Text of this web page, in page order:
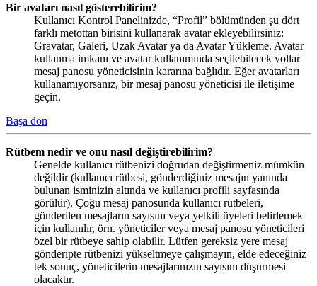
Bir avatarı nasıl gösterebilirim?
Kullanıcı Kontrol Panelinizde, “Profil” bölümünden şu dört
farklı metottan birisini kullanarak avatar ekleyebilirsiniz:
Gravatar, Galeri, Uzak Avatar ya da Avatar Yükleme. Avatar
kullanma imkanı ve avatar kullanımında seçilebilecek yollar
mesaj panosu yöneticisinin kararına bağlıdır. Eğer avatarları
kullanamıyorsanız, bir mesaj panosu yöneticisi ile iletişime
geçin.
Başa dön
Rütbem nedir ve onu nasıl değiştirebilirim?
Genelde kullanıcı rütbenizi doğrudan değiştirmeniz mümkün
değildir (kullanıcı rütbesi, gönderdiğiniz mesajın yanında
bulunan isminizin altında ve kullanıcı profili sayfasında
görülür). Çoğu mesaj panosunda kullanıcı rütbeleri,
gönderilen mesajların sayısını veya yetkili üyeleri belirlemek
için kullanılır, örn. yöneticiler veya mesaj panosu yöneticileri
özel bir rütbeye sahip olabilir. Lütfen gereksiz yere mesaj
gönderipte rütbenizi yükseltmeye çalışmayın, elde edeceğiniz
tek sonuç, yöneticilerin mesajlarınızın sayısını düşürmesi
olacaktır.